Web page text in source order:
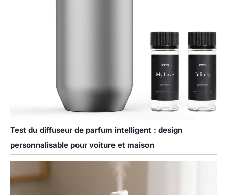
Test du diffuseur de parfum intelligent : design
personnalisable pour voiture et maison